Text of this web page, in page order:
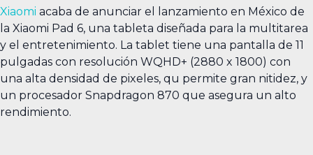
Xiaomi acaba de anunciar el lanzamiento en México de
la Xiaomi Pad 6, una tableta diseñada para la multitarea
y el entretenimiento. La tablet tiene una pantalla de 11
pulgadas con resolución WQHD+ (2880 x 1800) con
una alta densidad de pixeles, qu permite gran nitidez, y
un procesador Snapdragon 870 que asegura un alto
rendimiento.